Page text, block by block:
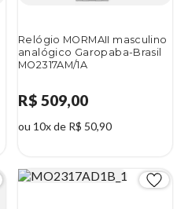
Relógio MORMAII masculino
analógico Garopaba-Brasil
MO2317AM/1A
R$ 509,00
ou 10x de R$ 50,90